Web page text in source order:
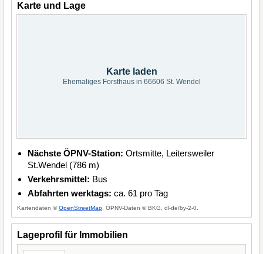
Karte und Lage
Karte laden
Ehemaliges Forsthaus in 66606 St. Wendel
Nächste ÖPNV-Station: Ortsmitte, Leitersweiler
St.Wendel (786 m)
Verkehrsmittel: Bus
Abfahrten werktags: ca. 61 pro Tag
Kartendaten ©OpenStreetMap , ÖPNV-Daten © BKG, dl-de/by-2-0.
Lageprofil für Immobilien